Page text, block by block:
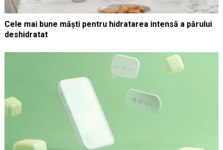
Cele mai bune măști pentru hidratarea intensă a părului
deshidratat